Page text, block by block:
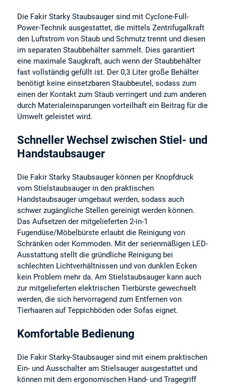
Die Fakir Starky Staubsauger sind mit Cyclone-Full-
Power-Technik ausgestattet, die mittels Zentrifugalkraft
den Luftstrom von Staub und Schmutz trennt und diesen
im separaten Staubbehälter sammelt. Dies garantiert
eine maximale Saugkraft, auch wenn der Staubbehälter
fast vollständig gefüllt ist. Der 0,3 Liter große Behälter
benötigt keine einsetzbaren Staubbeutel, sodass zum
einen der Kontakt zum Staub verringert und zum anderen
durch Materialeinsparungen vorteilhaft ein Beitrag für die
Umwelt geleistet wird.
Schneller Wechsel zwischen Stiel- und
Handstaubsauger
Die Fakir Starky Staubsauger können per Knopfdruck
vom Stielstaubsauger in den praktischen
Handstaubsauger umgebaut werden, sodass auch
schwer zugängliche Stellen gereinigt werden können.
Das Aufsetzen der mitgelieferten 2-in-1
Fugendüse/Möbelbürste erlaubt die Reinigung von
Schränken oder Kommoden. Mit der serienmäßigen LED-
Ausstattung stellt die gründliche Reinigung bei
schlechten Lichtverhältnissen und von dunklen Ecken
kein Problem mehr da. Am Stielstaubsauger kann auch
zur mitgelieferten elektrischen Tierbürste gewechselt
werden, die sich hervorragend zum Entfernen von
Tierhaaren auf Teppichböden oder Sofas eignet.
Komfortable Bedienung
Die Fakir Starky-Staubsauger sind mit einem praktischen
Ein- und Ausschalter am Stielsauger ausgestattet und
können mit dem ergonomischen Hand- und Tragegriff